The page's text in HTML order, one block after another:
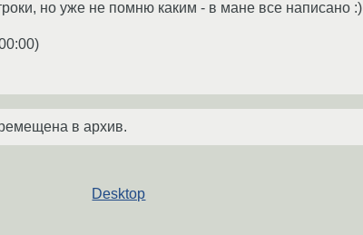
но уже не помню каким - в мане все написано :)
)
в архив.
Desktop